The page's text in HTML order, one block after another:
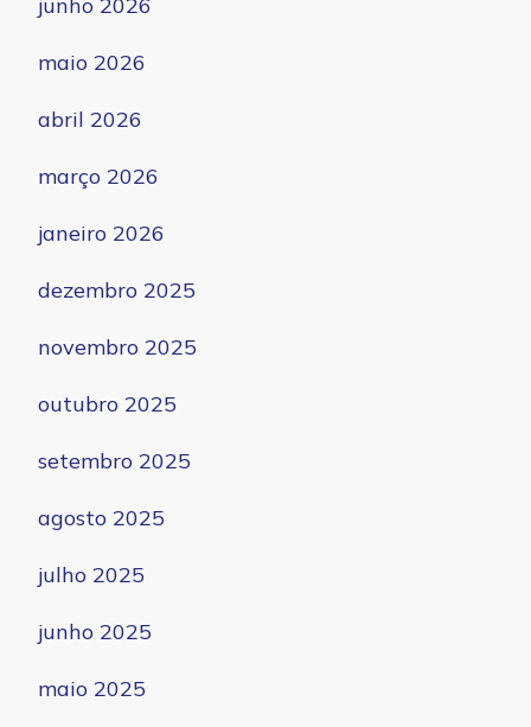
maio 2026
abril 2026
março 2026
janeiro 2026
dezembro 2025
novembro 2025
outubro 2025
setembro 2025
agosto 2025
julho 2025
junho 2025
maio 2025